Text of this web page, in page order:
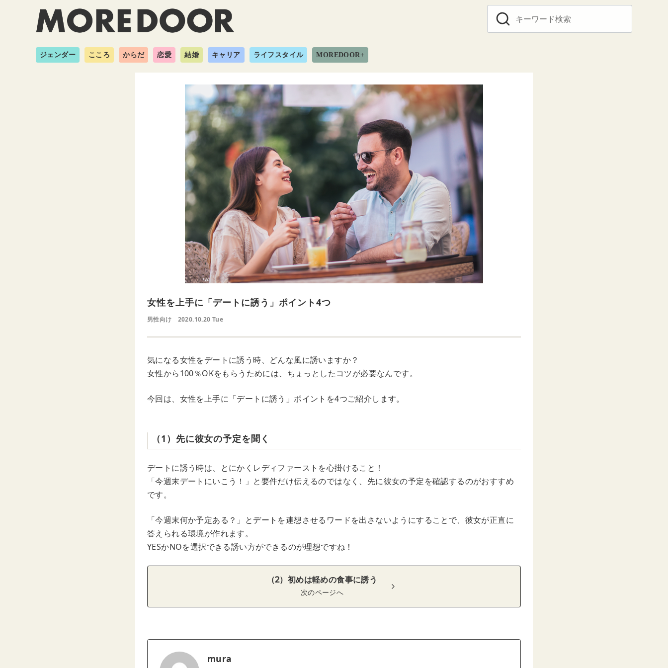
ジェンダー こころ からだ 恋愛 結婚 キャリア ライフスタイル MOREDOOR+
女性を上手に「デートに誘う」ポイント4つ
男性向け 2020.10.20 Tue
気になる女性をデートに誘う時、どんな風に誘いますか？
女性から100％OKをもらうためには、ちょっとしたコツが必要なんです。
今回は、女性を上手に「デートに誘う」ポイントを4つご紹介します。
（1）先に彼女の予定を聞く
デートに誘う時は、とにかくレディファーストを心掛けること！
「今週末デートにいこう！」と要件だけ伝えるのではなく、先に彼女の予定を確認するのがおすすめ
です。
「今週末何か予定ある？」とデートを連想させるワードを出さないようにすることで、彼女が正直に
答えられる環境が作れます。
YESかNOを選択できる誘い方ができるのが理想ですね！
（2）初めは軽めの食事に誘う
次のページへ
mura